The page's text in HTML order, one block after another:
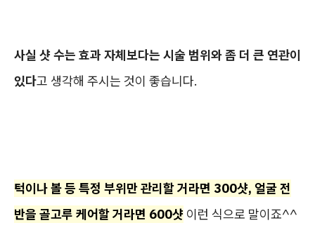
사실 샷 수는 효과 자체보다는 시술 범위와 좀 더 큰 연관이
있다고 생각해 주시는 것이 좋습니다.
턱이나 볼 등 특정 부위만 관리할 거라면 300샷, 얼굴 전
반을 골고루 케어할 거라면 600샷 이런 식으로 말이죠^^